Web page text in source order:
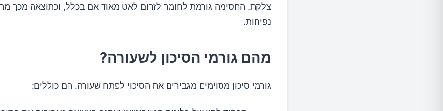
צלקת. החסימה גורמת לחומר לזרום לאט מאוד אם בכלל, וכתוצאה מכך
נפיחות.
מהם גורמי הסיכון לשעורה?
גורמי סיכון מסוימים מגבירים את הסיכוי לפתח שעורה. הם כוללים: